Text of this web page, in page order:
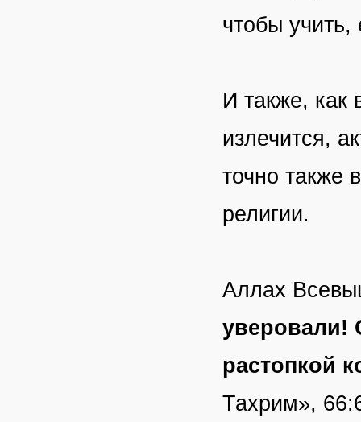
чтобы учить,
И также, как
излечится,
точно также
религии.
Аллах
уверовали!
растопкой
Тахрим»,